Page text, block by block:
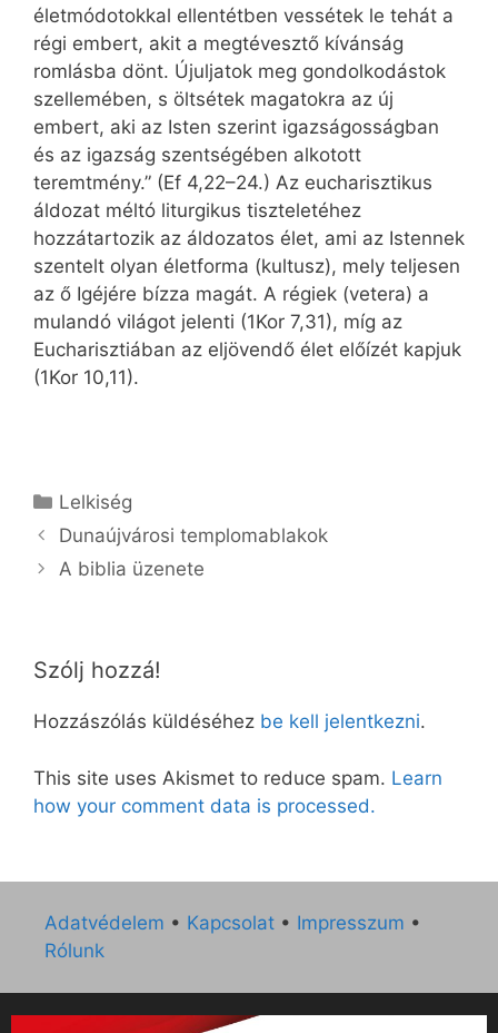
életmódotokkal ellentétben vessétek le tehát a
régi embert, akit a megtévesztő kívánság
romlásba dönt. Újuljatok meg gondolkodástok
szellemében, s öltsétek magatokra az új
embert, aki az Isten szerint igazságosságban
és az igazság szentségében alkotott
teremtmény.” (Ef 4,22–24.) Az eucharisztikus
áldozat méltó liturgikus tiszteletéhez
hozzátartozik az áldozatos élet, ami az Istennek
szentelt olyan életforma (kultusz), mely teljesen
az ő Igéjére bízza magát. A régiek (vetera) a
mulandó világot jelenti (1Kor 7,31), míg az
Eucharisztiában az eljövendő élet előízét kapjuk
(1Kor 10,11).
Kategória
Lelkiség
Dunaújvárosi templomablakok
A biblia üzenete
Szólj hozzá!
Hozzászólás küldéséhez be kell jelentkezni.
This site uses Akismet to reduce spam. Learn
how your comment data is processed.
Adatvédelem • Kapcsolat • Impresszum •
Rólunk